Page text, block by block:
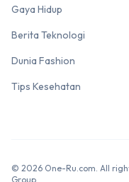
Gaya Hidup
Berita Teknologi
Dunia Fashion
Tips Kesehatan
© 2026 One-Ru.com. All
Group.